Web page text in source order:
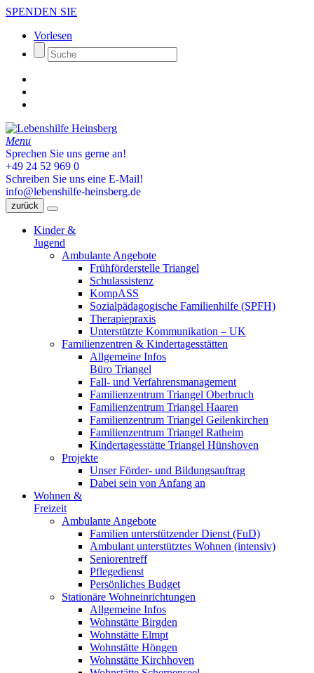
SPENDEN SIE
Vorlesen
Menu
Sprechen Sie uns gerne an!
+49 24 52 969 0
Schreiben Sie uns eine E-Mail!
info@lebenshilfe-heinsberg.de
zurück
Kinder &
Jugend
Ambulante Angebote
Frühförderstelle Triangel
Schulassistenz
KompASS
Sozialpädagogische Familienhilfe (SPFH)
Therapiepraxis
Unterstützte Kommunikation – UK
Familienzentren & Kindertagesstätten
Allgemeine Infos
Büro Triangel
Fall- und Verfahrensmanagement
Familienzentrum Triangel Oberbruch
Familienzentrum Triangel Haaren
Familienzentrum Triangel Geilenkirchen
Familienzentrum Triangel Ratheim
Kindertagesstätte Triangel Hünshoven
Projekte
Unser Förder- und Bildungsauftrag
Dabei sein von Anfang an
Wohnen &
Freizeit
Ambulante Angebote
Familien unterstützender Dienst (FuD)
Ambulant unterstütztes Wohnen (intensiv)
Seniorentreff
Pflegedienst
Persönliches Budget
Stationäre Wohneinrichtungen
Allgemeine Infos
Wohnstätte Birgden
Wohnstätte Elmpt
Wohnstätte Höngen
Wohnstätte Kirchhoven